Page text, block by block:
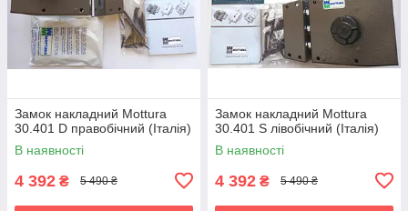
Замок накладний Mottura
30.401 D правобічний (Італія)
В наявності
4 392 ₴ 5 490 ₴
Замок накладний Mottura
30.401 S лівобічний (Італія)
В наявності
4 392 ₴ 5 490 ₴